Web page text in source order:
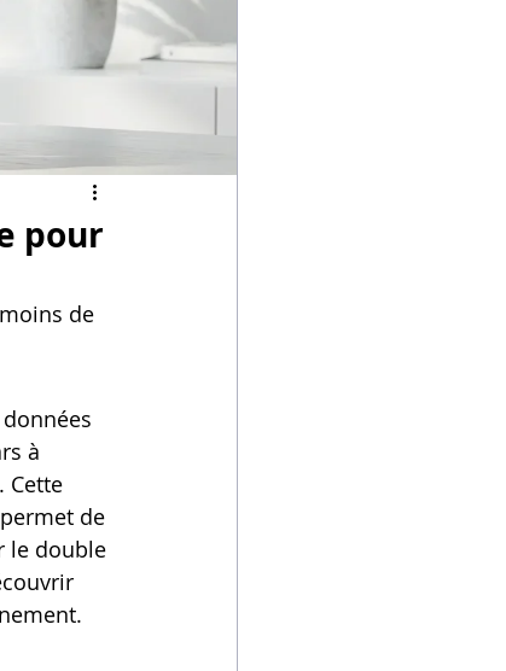
en Ligne
pour
de
à
Cette
de
le double